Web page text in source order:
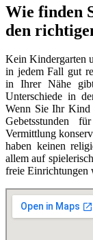
Wie finden
den
Kein Kindergarten
in jedem Fall gut
in Ihrer Nähe
Unterschiede in
Wenn Sie Ihr Kind
Gebetsstunden
Vermittlung
haben keinen
allem auf
freie Einrichtungen